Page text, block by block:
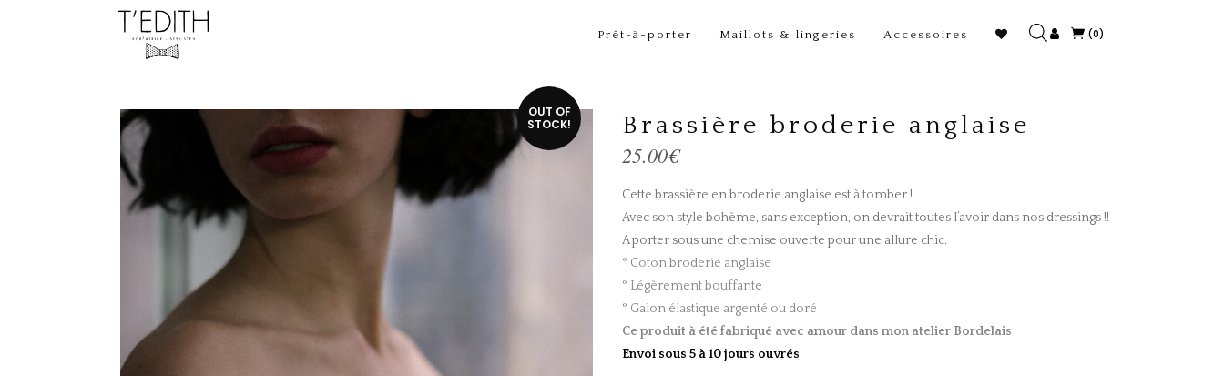
Prêt-à-porter Maillots & lingeries Accessoires (0)
OUT OF
STOCK!
Brassière broderie anglaise
25.00€
Cette brassière en broderie anglaise est à tomber !
Avec son style bohème, sans exception, on devrait toutes l’avoir dans nos dressings !!
A porter sous une chemise ouverte pour une allure chic.
° Coton broderie anglaise
° Légèrement bouffante
° Galon élastique argenté ou doré
Ce produit à été fabriqué avec amour dans mon atelier Bordelais
Envoi sous 5 à 10 jours ouvrés